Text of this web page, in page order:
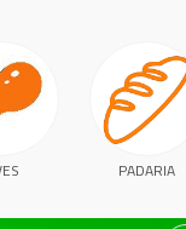
PADARIA